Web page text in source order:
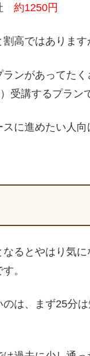
約1250円
高ではありま
ンがあってた
受講するプラン
に進めたい人
るとやはり気
。
のは、まず25分